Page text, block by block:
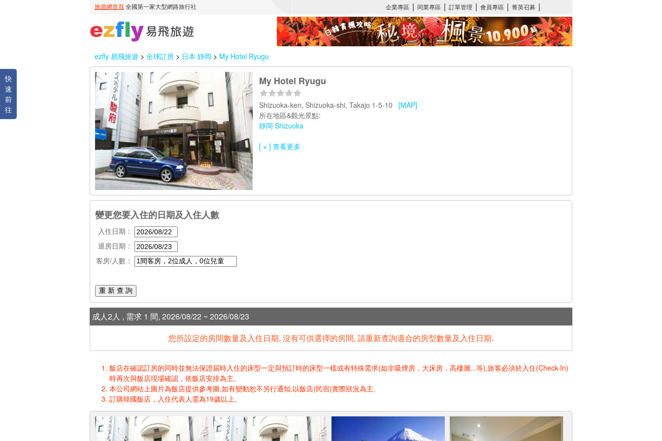
ezfly 易飛旅遊 > 全球訂房 > 日本 靜岡 > My Hotel Ryugu
快
速
前
往
My Hotel Ryugu
Shizuoka-ken, Shizuoka-shi, Takajo 1-5-10 [MAP]
所在地區&觀光景點:
靜岡 Shizuoka
[ + ] 查看更多
變更您要入住的日期及入住人數
入住日期：
退房日期：
客房/人數：
重 新 查 詢
成人2人 , 需求 1 間, 2026/08/22 ~ 2026/08/23
您所設定的房間數量及入住日期, 沒有可供選擇的房間, 請重新查詢適合的房型數量及入住日期.
飯店在確認訂房的同時並無法保證屆時入住的床型一定與預訂時的床型一樣或有特殊需求(如非吸煙房．大床房．高樓層...等),旅客必須於入住(Check-In)
時再次與飯店現場確認，依飯店安排為主。
本公司網站上圖片為飯店提供參考圖,如有變動恕不另行通知,以飯店(民宿)實際狀況為主.
訂購韓國飯店，入住代表人需為19歲以上。